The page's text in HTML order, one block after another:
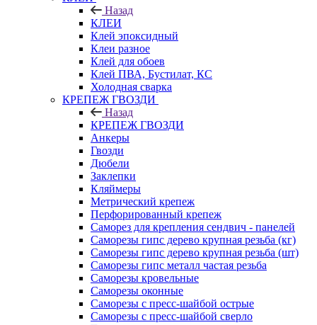
Назад
КЛЕИ
Клей эпоксидный
Клеи разное
Клей для обоев
Клей ПВА, Бустилат, КС
Холодная сварка
КРЕПЕЖ ГВОЗДИ
Назад
КРЕПЕЖ ГВОЗДИ
Анкеры
Гвозди
Дюбели
Заклепки
Кляймеры
Метрический крепеж
Перфорированный крепеж
Саморез для крепления сендвич - панелей
Саморезы гипс дерево крупная резьба (кг)
Саморезы гипс дерево крупная резьба (шт)
Саморезы гипс металл частая резьба
Саморезы кровельные
Саморезы оконные
Саморезы с пресс-шайбой острые
Саморезы с пресс-шайбой сверло